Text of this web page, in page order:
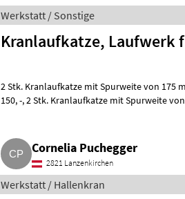
Werkstatt / Sonstige
Kranlaufkatze, Laufwerk
2 Stk. Kranlaufkatze mit Spurweite von 175 mm, ca. 4 t Belastung, pro
150, -, 2 Stk. Kranlaufkatze mit Spurweite von 115 mm, ca. 4 t Belastung, pro
Cornelia Puchegger
2821 Lanzenkirchen
Werkstatt / Hallenkran